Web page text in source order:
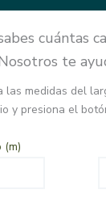
cuántas
te
las medidas del
y presiona el
(m)